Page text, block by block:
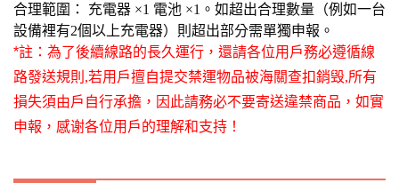
合理範圍： 充電器 ×1 電池 ×1。如超出合理數量（例如一台
設備裡有2個以上充電器）則超出部分需單獨申報。
*註： 為了後續線路的長久運行，還請各位用戶務必遵循線
路發送規則,若用戶擅自提交禁運物品被海關查扣銷毁,所有
損失須由戶自行承擔，因此請務必不要寄送違禁商品，如實
申報，感谢各位用戶的理解和支持！